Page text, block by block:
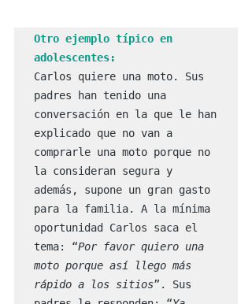
Otro ejemplo típico en
adolescentes:
Carlos quiere una moto. Sus
padres han tenido una
conversación en la que le han
explicado que no van a
comprarle una moto porque no
la consideran segura y
además, supone un gran gasto
para la familia. A la mínima
oportunidad Carlos saca el
tema: “Por favor quiero una
moto porque así llego más
rápido a los sitios”. Sus